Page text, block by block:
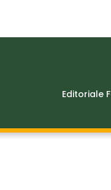
Editoriale